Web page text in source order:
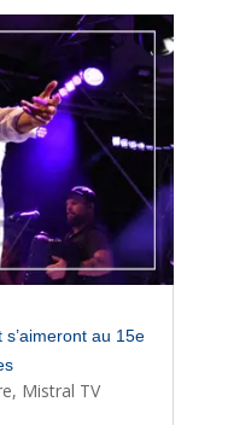
s’aimeront au 15e
, Mistral TV